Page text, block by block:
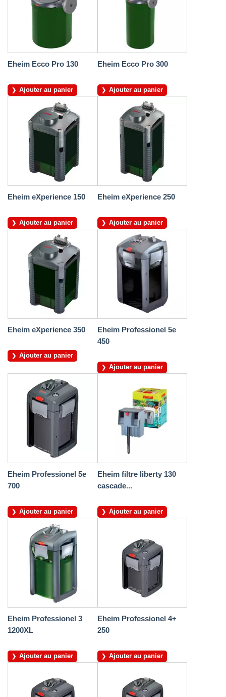
Eheim Ecco Pro 130
Ajouter au panier
Eheim Ecco Pro 300
Ajouter au panier
Eheim eXperience 150
Ajouter au panier
Eheim eXperience 250
Ajouter au panier
Eheim eXperience 350
Ajouter au panier
Eheim Professionel 5e
450
Ajouter au panier
Eheim Professionel 5e
700
Ajouter au panier
Eheim filtre liberty 130
cascade...
Ajouter au panier
Eheim Professionel 3
1200XL
Ajouter au panier
Eheim Professionel 4+
250
Ajouter au panier